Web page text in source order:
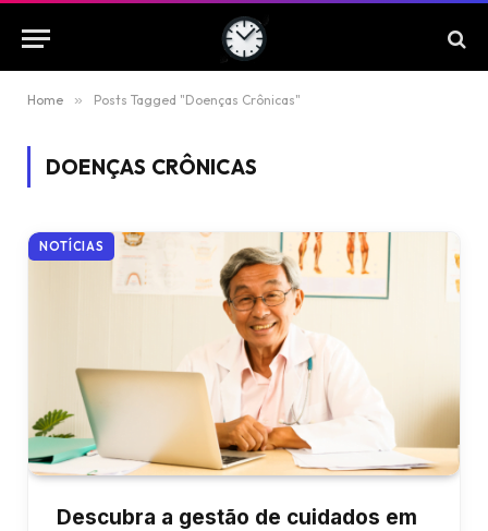
Home » Posts Tagged "Doenças Crônicas"
DOENÇAS CRÔNICAS
NOTÍCIAS
Descubra a gestão de cuidados em